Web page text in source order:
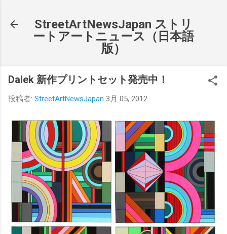
StreetArtNewsJapan ストリ
ートアートニュース（日本語
版）
Dalek 新作プリントセット発売中！
投稿者: StreetArtNewsJapan 3月 05, 2012